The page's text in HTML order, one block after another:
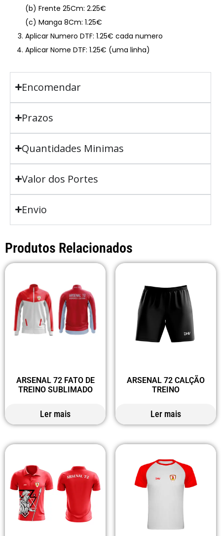
(b) Frente 25Cm: 2.25€
(c) Manga 8Cm: 1.25€
Aplicar Numero DTF: 1.25€ cada numero
Aplicar Nome DTF: 1.25€ (uma linha)
Encomendar
Prazos
Quantidades Minimas
Valor dos Portes
Envio
Produtos Relacionados
ARSENAL 72 FATO DE
TREINO SUBLIMADO
Ler mais
ARSENAL 72 CALÇÃO
TREINO
Ler mais